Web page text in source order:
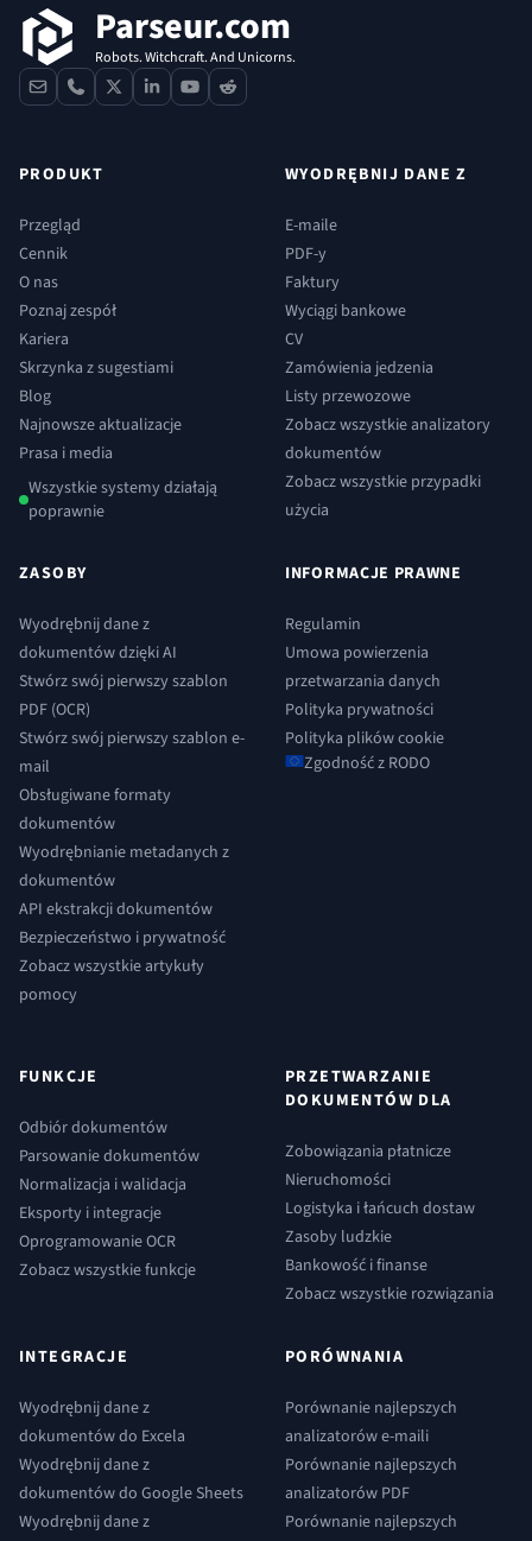
Parseur.com
Robots. Witchcraft. And Unicorns.
contactphone
x linkedinyoutube
reddit
PRODUKT
Przegląd
Cennik
O nas
Poznaj zespół
Kariera
Skrzynka z sugestiami
Blog
Najnowsze aktualizacje
Prasa i media
Wszystkie systemy działają
poprawnie
WYODRĘBNIJ DANE Z
E-maile
PDF-y
Faktury
Wyciągi bankowe
CV
Zamówienia jedzenia
Listy przewozowe
Zobacz wszystkie analizatory
dokumentów
Zobacz wszystkie przypadki
użycia
ZASOBY
Wyodrębnij dane z
dokumentów dzięki AI
Stwórz swój pierwszy szablon
PDF (OCR)
Stwórz swój pierwszy szablon e-
mail
Obsługiwane formaty
dokumentów
Wyodrębnianie metadanych z
dokumentów
API ekstrakcji dokumentów
Bezpieczeństwo i prywatność
Zobacz wszystkie artykuły
pomocy
INFORMACJE PRAWNE
Regulamin
Umowa powierzenia
przetwarzania danych
Polityka prywatności
Polityka plików cookie
Zgodność z RODO
FUNKCJE
Odbiór dokumentów
Parsowanie dokumentów
Normalizacja i walidacja
Eksporty i integracje
Oprogramowanie OCR
Zobacz wszystkie funkcje
PRZETWARZANIE
DOKUMENTÓW DLA
Zobowiązania płatnicze
Nieruchomości
Logistyka i łańcuch dostaw
Zasoby ludzkie
Bankowość i finanse
Zobacz wszystkie rozwiązania
INTEGRACJE
Wyodrębnij dane z
dokumentów do Excela
Wyodrębnij dane z
dokumentów do Google Sheets
Wyodrębnij dane z
PORÓWNANIA
Porównanie najlepszych
analizatorów e-maili
Porównanie najlepszych
analizatorów PDF
Porównanie najlepszych